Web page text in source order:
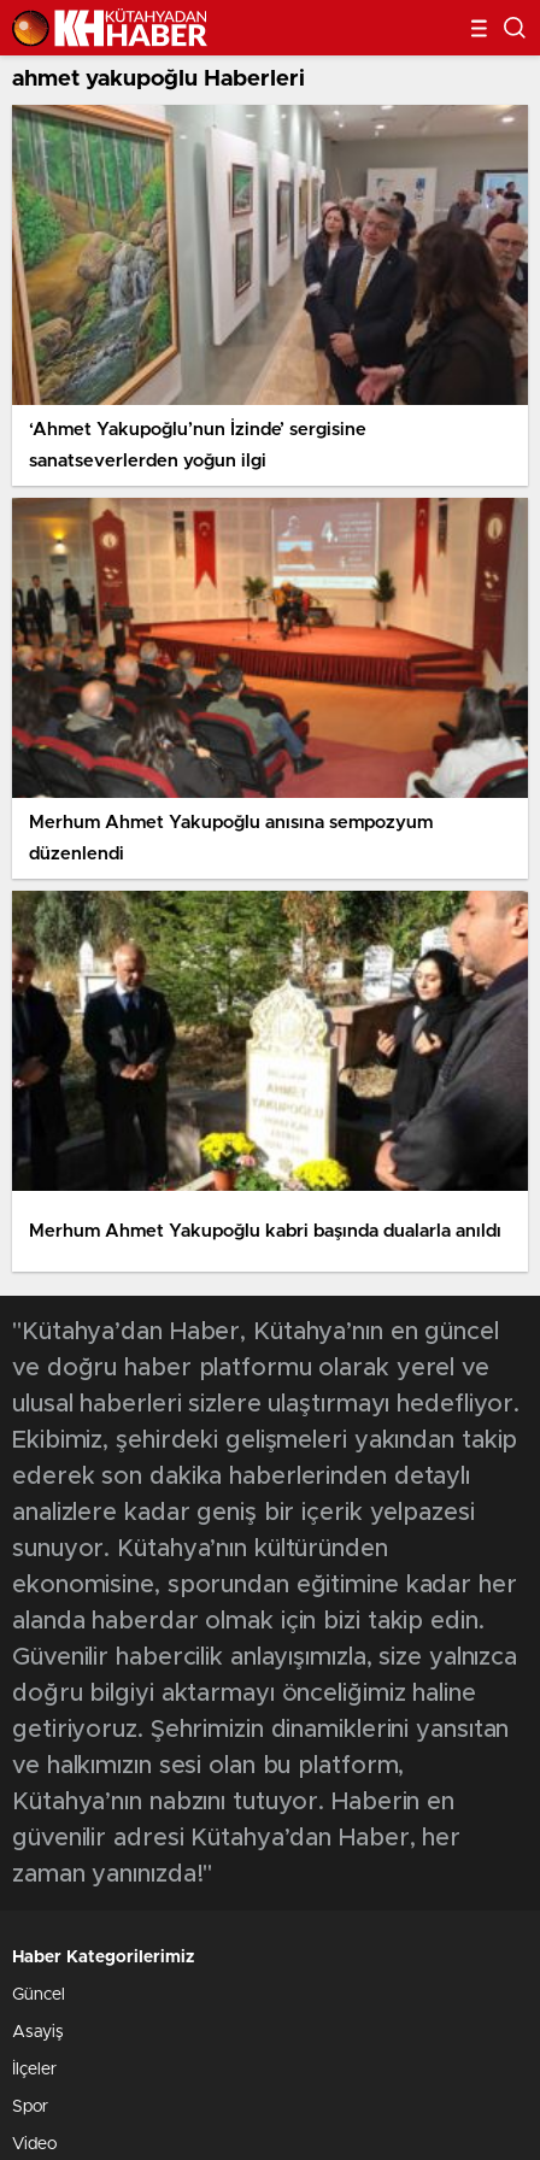
ahmet yakupoğlu Haberleri
‘Ahmet Yakupoğlu’nun İzinde’ sergisine
sanatseverlerden yoğun ilgi
Merhum Ahmet Yakupoğlu anısına sempozyum
düzenlendi
Merhum Ahmet Yakupoğlu kabri başında dualarla anıldı
"Kütahya’dan Haber, Kütahya’nın en güncel
ve doğru haber platformu olarak yerel ve
ulusal haberleri sizlere ulaştırmayı hedefliyor.
Ekibimiz, şehirdeki gelişmeleri yakından takip
ederek son dakika haberlerinden detaylı
analizlere kadar geniş bir içerik yelpazesi
sunuyor. Kütahya’nın kültüründen
ekonomisine, sporundan eğitimine kadar her
alanda haberdar olmak için bizi takip edin.
Güvenilir habercilik anlayışımızla, size yalnızca
doğru bilgiyi aktarmayı önceliğimiz haline
getiriyoruz. Şehrimizin dinamiklerini yansıtan
ve halkımızın sesi olan bu platform,
Kütahya’nın nabzını tutuyor. Haberin en
güvenilir adresi Kütahya’dan Haber, her
zaman yanınızda!"
Haber Kategorilerimiz
Güncel
Asayiş
İlçeler
Spor
Video